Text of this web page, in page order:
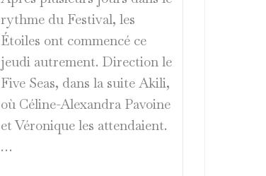
rythme du Festival, les
Étoiles ont commencé ce
jeudi autrement. Direction le
Five Seas, dans la suite Akili,
où Céline-Alexandra Pavoine
et Véronique les attendaient.
…